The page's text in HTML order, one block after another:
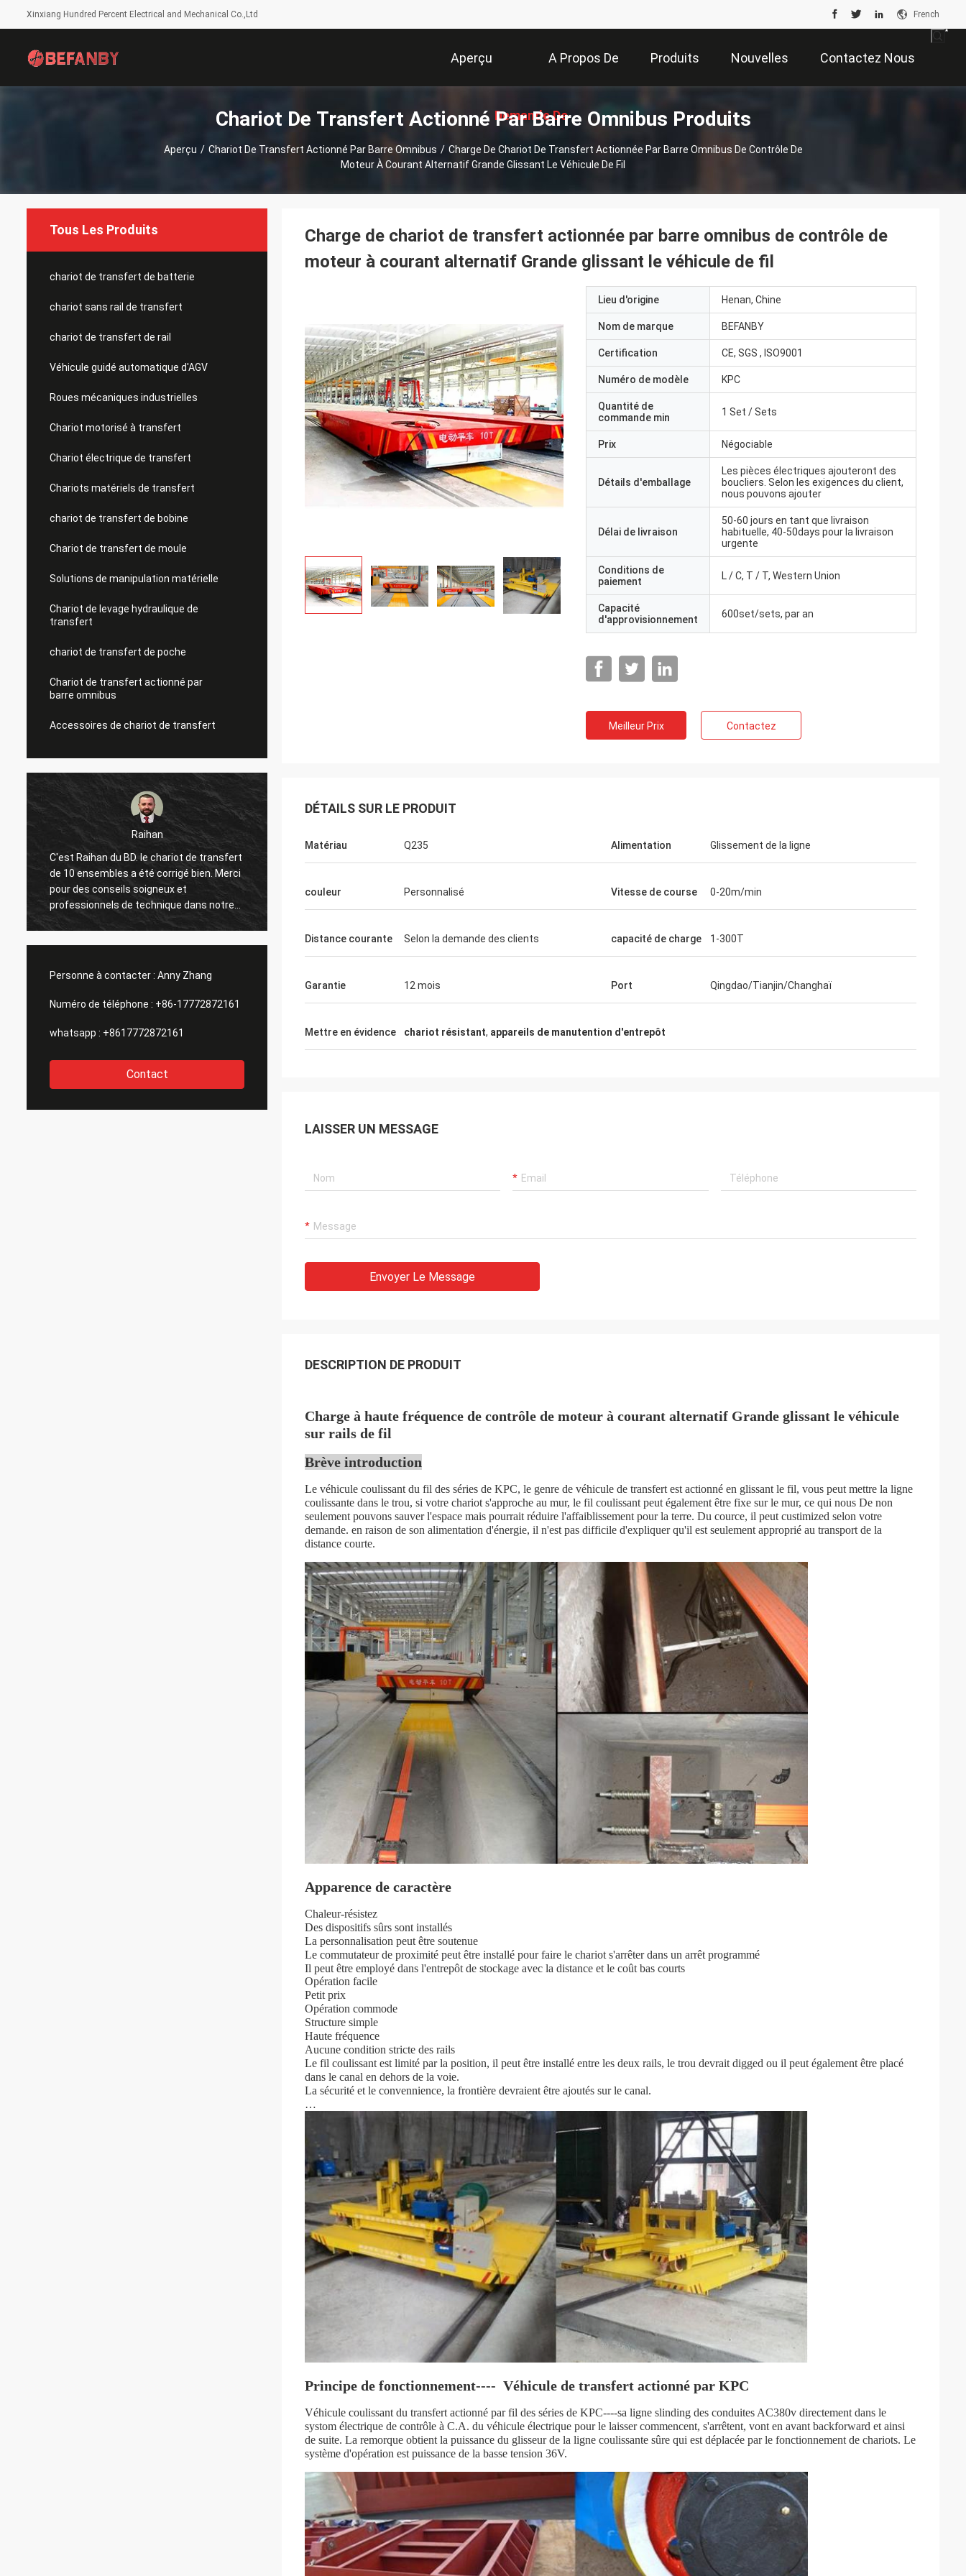
Xinxiang Hundred Percent Electrical and Mechanical Co.,Ltd French
Aperçu A Propos De
Nous
Produits Nouvelles Contactez Nous
Demande De
Soumission
Chariot De Transfert Actionné Par Barre Omnibus Produits
Aperçu / Chariot De Transfert Actionné Par Barre Omnibus / Charge De Chariot De Transfert Actionnée Par Barre Omnibus De Contrôle De
Moteur À Courant Alternatif Grande Glissant Le Véhicule De Fil
Tous Les Produits
chariot de transfert de batterie
chariot sans rail de transfert
chariot de transfert de rail
Véhicule guidé automatique d'AGV
Roues mécaniques industrielles
Chariot motorisé à transfert
Chariot électrique de transfert
Chariots matériels de transfert
chariot de transfert de bobine
Chariot de transfert de moule
Solutions de manipulation matérielle
Chariot de levage hydraulique de
transfert
chariot de transfert de poche
Chariot de transfert actionné par
barre omnibus
Accessoires de chariot de transfert
de transfert
bien. Merci
dans notre
boîte va bien et
Mohamed
Bonjour, il est ma première fois de venir en
Chine et de visiter l'usine deux fois
pendant une année, l'excellent service m'a
déplacé à plusieurs reprises et partage
beaucoup de choses intéressantes avec
moi. Et l'article a commencé travaillé dans
Vous êtes vraiment une société de 5
cinq étoiles !
Personne à contacter : Anny Zhang
Numéro de téléphone : +86-17772872161
whatsapp : +8617772872161
Contact
Charge de chariot de transfert actionnée par barre omnibus de contrôle de
moteur à courant alternatif Grande glissant le véhicule de fil
Lieu d'origine Henan, Chine
Nom de marque BEFANBY
Certification CE, SGS , ISO9001
Numéro de modèle KPC
Quantité de
commande min
1 Set / Sets
Prix Négociable
Détails d'emballage
Les pièces électriques ajouteront des
boucliers. Selon les exigences du client,
nous pouvons ajouter
Délai de livraison
50-60 jours en tant que livraison
habituelle, 40-50days pour la livraison
urgente
Conditions de
paiement
L / C, T / T, Western Union
Capacité
d'approvisionnement
600set/sets, par an
Meilleur Prix Contactez
DÉTAILS SUR LE PRODUIT
Matériau Q235 Alimentation Glissement de la ligne
couleur Personnalisé Vitesse de course 0-20m/min
Distance courante Selon la demande des clients capacité de charge 1-300T
Garantie 12 mois Port Qingdao/Tianjin/Changhaï
Mettre en évidence chariot résistant, appareils de manutention d'entrepôt
LAISSER UN MESSAGE
Envoyer Le Message
DESCRIPTION DE PRODUIT
Charge à haute fréquence de contrôle de moteur à courant alternatif Grande glissant le véhicule
sur rails de fil
Brève introduction
Le véhicule coulissant du fil des séries de KPC, le genre de véhicule de transfert est actionné en glissant le fil, vous peut mettre la ligne
coulissante dans le trou, si votre chariot s'approche au mur, le fil coulissant peut également être fixe sur le mur, ce qui nous De non
seulement pouvons sauver l'espace mais pourrait réduire l'affaiblissement pour la terre. Du cource, il peut custimized selon votre
demande. en raison de son alimentation d'énergie, il n'est pas difficile d'expliquer qu'il est seulement approprié au transport de la
distance courte.
Apparence de caractère
Chaleur-résistez
Des dispositifs sûrs sont installés
La personnalisation peut être soutenue
Le commutateur de proximité peut être installé pour faire le chariot s'arrêter dans un arrêt programmé
Il peut être employé dans l'entrepôt de stockage avec la distance et le coût bas courts
Opération facile
Petit prix
Opération commode
Structure simple
Haute fréquence
Aucune condition stricte des rails
Le fil coulissant est limité par la position, il peut être installé entre les deux rails, le trou devrait digged ou il peut également être placé
dans le canal en dehors de la voie.
La sécurité et le convennience, la frontière devraient être ajoutés sur le canal.
…
Principe de fonctionnement---- Véhicule de transfert actionné par KPC
Véhicule coulissant du transfert actionné par fil des séries de KPC----sa ligne slinding des conduites AC380v directement dans le
systom électrique de contrôle à C.A. du véhicule électrique pour le laisser commencent, s'arrêtent, vont en avant backforward et ainsi
de suite. La remorque obtient la puissance du glisseur de la ligne coulissante sûre qui est déplacée par le fonctionnement de chariots. Le
système d'opération est puissance de la basse tension 36V.